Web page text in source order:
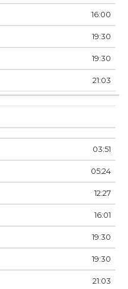
16:00
19:30
19:30
21:03
03:51
05:24
12:27
16:01
19:30
19:30
21:03